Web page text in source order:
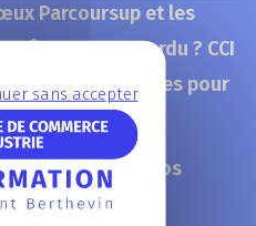
Parcoursup et les
êtes un peu perdu ? CCI
guide en 4 étapes pour
à vous aider, nos
pour vous
sans accepter